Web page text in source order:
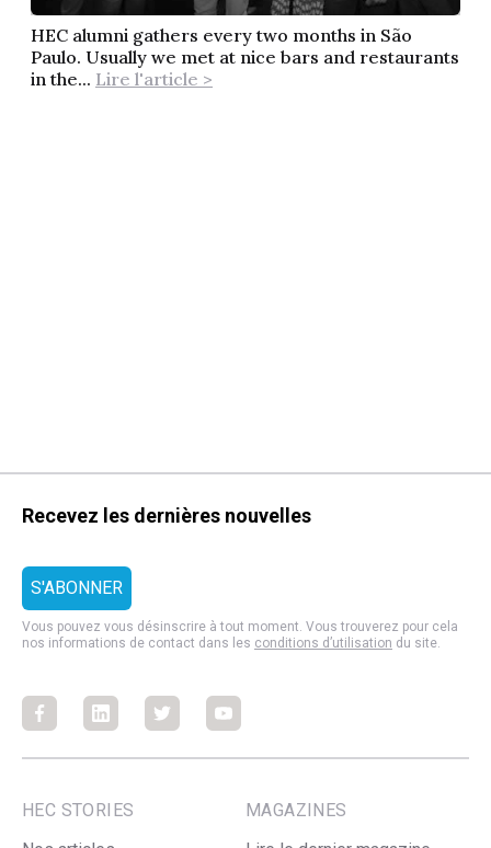
HEC alumni gathers every two months in São
Paulo. Usually we met at nice bars and restaurants
in the... Lire l'article >
Recevez les dernières nouvelles
Vous pouvez vous désinscrire à tout moment. Vous trouverez pour cela
nos informations de contact dans les conditions d’utilisation du site.
FacebookFacebookFacebookFacebook
HEC STORIES
MAGAZINES